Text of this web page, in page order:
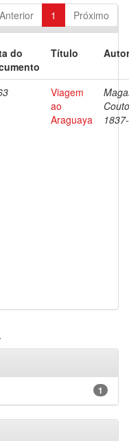
Anterior 1 Próximo
do
Título
Viagem
ao
Araguaya
1